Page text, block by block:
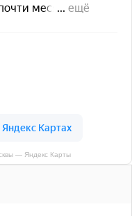
— Яндекс Карты